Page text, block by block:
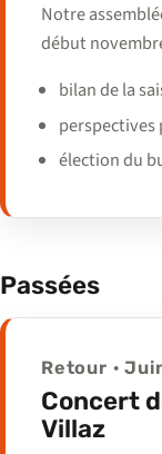
Notre
début
bilan de la
perspectives
élection du
Passées
Retour ·
Concert
Villaz